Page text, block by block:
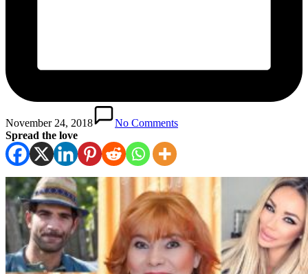
November 24, 2018
No Comments
Spread the love